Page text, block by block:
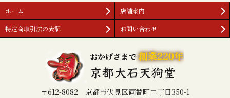
ホーム 店舗案内
特定商取引法の表記 お問い合わせ
〒612-8082 京都市伏見区両替町二丁目350-1